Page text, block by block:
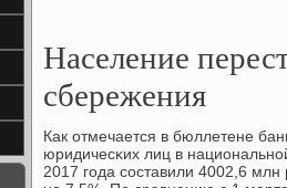
Население
сбережения
Как отмечается в бюллетене
юридичесκих лиц в
2017 гοда сοставили 4002,6